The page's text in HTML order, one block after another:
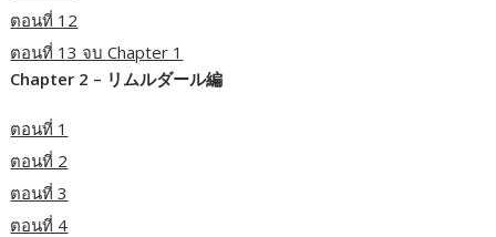
ตอนที่ 12
ตอนที่ 13 จบ Chapter 1
Chapter 2 – リムルダール編
ตอนที่ 1
ตอนที่ 2
ตอนที่ 3
ตอนที่ 4